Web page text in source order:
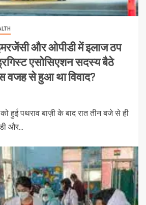
और ओपीडी में इलाज ठप
एसोसिएशन सदस्य बैठे
वजह से हुआ था विवाद?
हुई पथराव बाज़ी के बाद रात तीन बजे से ही
और...